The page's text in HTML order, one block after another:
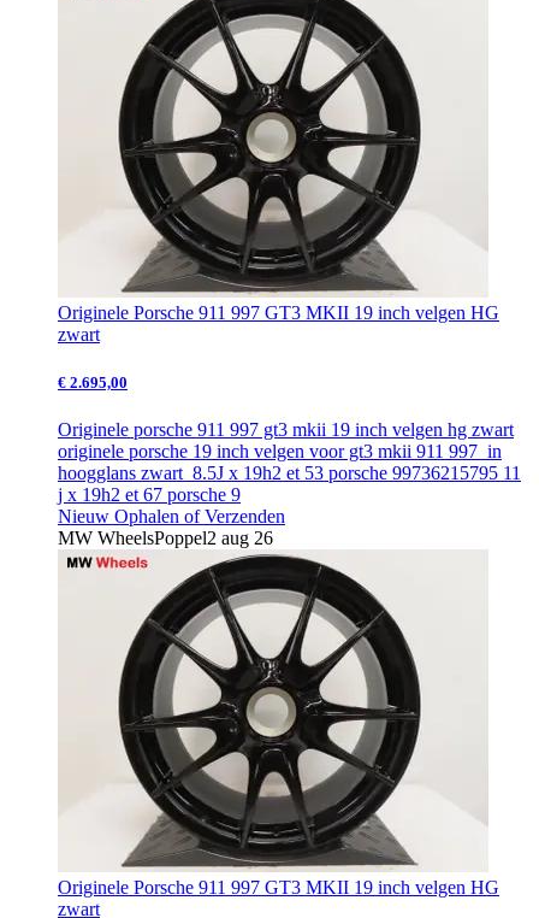
Originele Porsche 911 997 GT3 MKII 19 inch velgen HG
zwart
€ 2.695,00
Originele porsche 911 997 gt3 mkii 19 inch velgen hg zwart
originele porsche 19 inch velgen voor gt3 mkii 911 997 in
hoogglans zwart 8.5J x 19h2 et 53 porsche 99736215795 11
j x 19h2 et 67 porsche 9
Nieuw Ophalen of Verzenden
MW WheelsPoppel2 aug 26
Originele Porsche 911 997 GT3 MKII 19 inch velgen HG
zwart